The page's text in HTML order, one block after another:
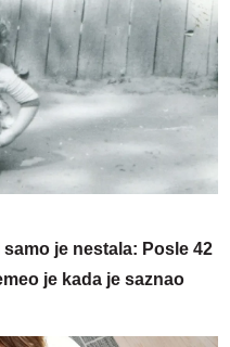
je nestala: Posle 42
je kada je saznao